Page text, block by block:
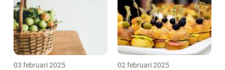
03 februari 2025 02 februari 2025